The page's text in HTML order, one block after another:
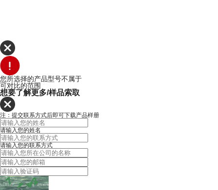
您所选择的产品型号不属于
可对比的范围
想要了解更多/样品索取
注：提交联系方式后即可下载产品样册
请输入您的姓名
请输入您的联系方式